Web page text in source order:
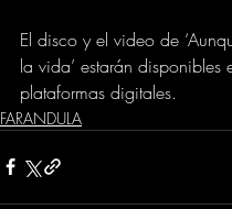
El disco y el video de
la vida’ estarán disponibles
plataformas digitales.
FARANDULA